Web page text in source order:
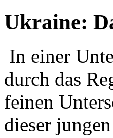
Ukraine:
In einer
durch das
feinen
dieser